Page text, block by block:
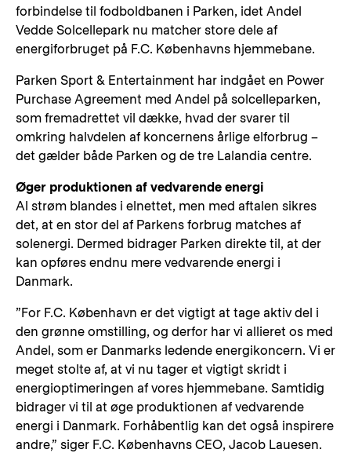
forbindelse til fodboldbanen i Parken, idet Andel
Vedde Solcellepark nu matcher store dele af
energiforbruget på F.C. Københavns hjemmebane.
Parken Sport & Entertainment har indgået en Power
Purchase Agreement med Andel på solcelleparken,
som fremadrettet vil dække, hvad der svarer til
omkring halvdelen af koncernens årlige elforbrug –
det gælder både Parken og de tre Lalandia centre.
Øger produktionen af vedvarende energi
Al strøm blandes i elnettet, men med aftalen sikres
det, at en stor del af Parkens forbrug matches af
solenergi. Dermed bidrager Parken direkte til, at der
kan opføres endnu mere vedvarende energi i
Danmark.
”For F.C. København er det vigtigt at tage aktiv del i
den grønne omstilling, og derfor har vi allieret os med
Andel, som er Danmarks ledende energikoncern. Vi er
meget stolte af, at vi nu tager et vigtigt skridt i
energioptimeringen af vores hjemmebane. Samtidig
bidrager vi til at øge produktionen af vedvarende
energi i Danmark. Forhåbentlig kan det også inspirere
andre,” siger F.C. Københavns CEO, Jacob Lauesen.